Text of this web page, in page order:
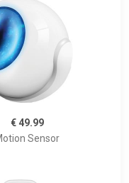
€ 49.99
Sensor